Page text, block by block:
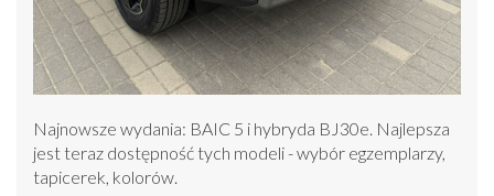
Najnowsze wydania: BAIC 5 i hybryda BJ30e. Najlepsza
jest teraz dostępność tych modeli - wybór egzemplarzy,
tapicerek, kolorów.